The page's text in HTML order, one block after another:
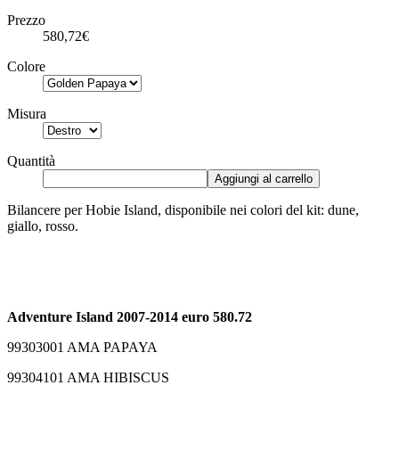
Prezzo
580,72€
Colore
Misura
Quantità
Aggiungi al carrello
Bilancere per Hobie Island, disponibile nei colori del kit: dune,
giallo, rosso.
Adventure Island 2007-2014 euro 580.72
99303001 AMA PAPAYA
99304101 AMA HIBISCUS